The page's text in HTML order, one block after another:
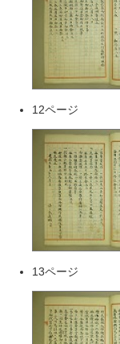
12ページ
13ページ